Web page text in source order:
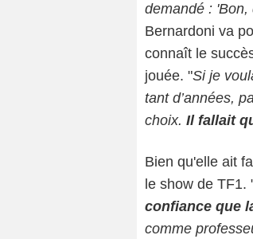
demandé : 'Bon,
Bernardoni va
connaît le
jouée. "Si je
tant d’années,
choix. Il fallait
Bien qu'elle ait
le show de TF1.
confiance que
comme